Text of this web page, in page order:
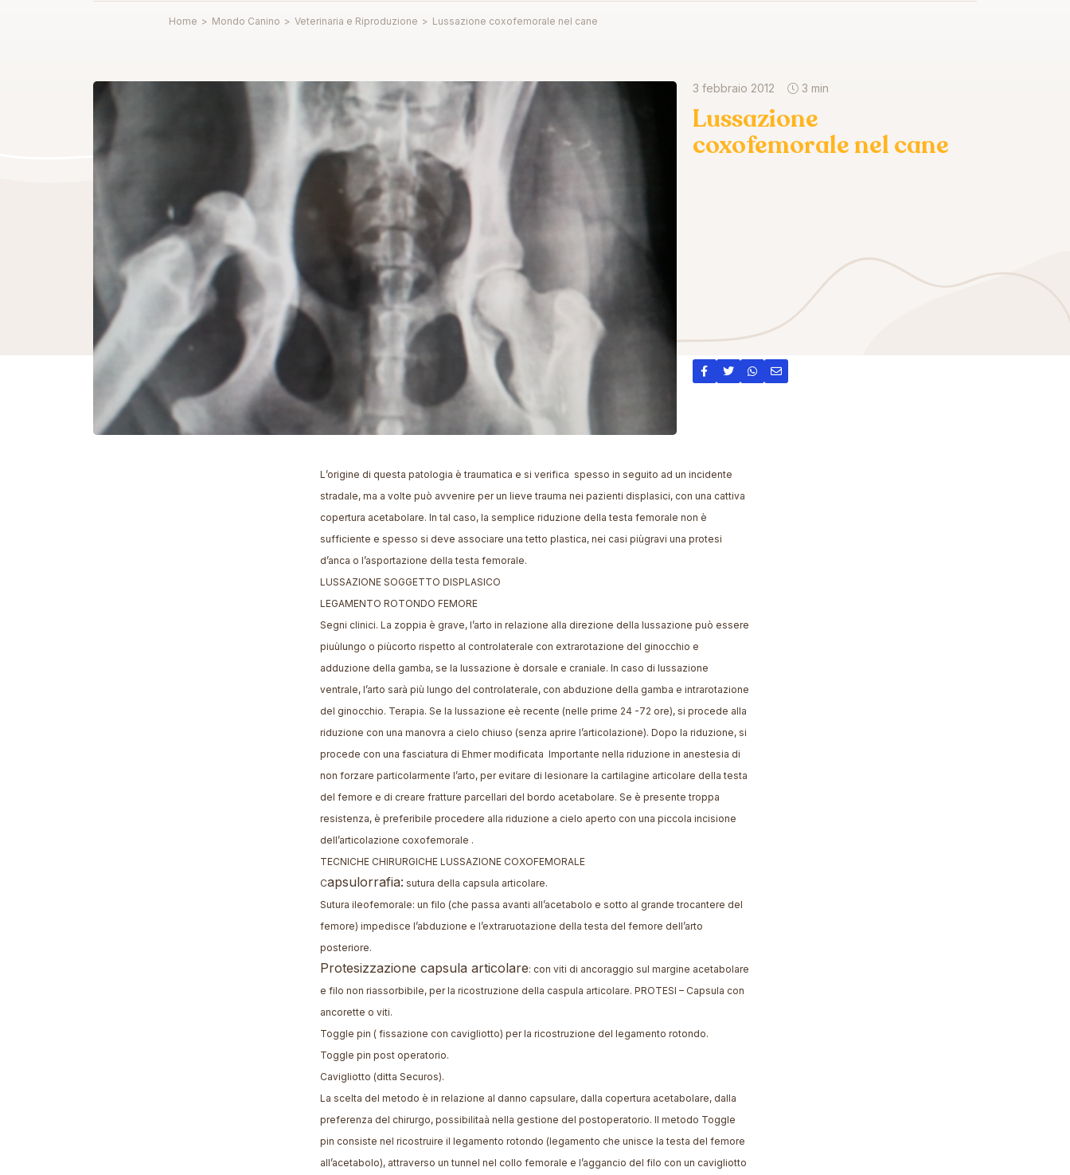
Home > Mondo Canino > Veterinaria e Riproduzione > Lussazione coxofemorale nel cane
3 febbraio 2012 3 min
Lussazione
coxofemorale nel cane
L’origine di questa patologia è traumatica e si verifica spesso in seguito ad un incidente
stradale, ma a volte può avvenire per un lieve trauma nei pazienti displasici, con una cattiva
copertura acetabolare. In tal caso, la semplice riduzione della testa femorale non è
sufficiente e spesso si deve associare una tetto plastica, nei casi piùgravi una protesi
d’anca o l’asportazione della testa femorale.
LUSSAZIONE SOGGETTO DISPLASICO
LEGAMENTO ROTONDO FEMORE
Segni clinici. La zoppia è grave, l’arto in relazione alla direzione della lussazione può essere
piuùlungo o piùcorto rispetto al controlaterale con extrarotazione del ginocchio e
adduzione della gamba, se la lussazione è dorsale e craniale. In caso di lussazione
ventrale, l’arto sarà più lungo del controlaterale, con abduzione della gamba e intrarotazione
del ginocchio. Terapia. Se la lussazione eè recente (nelle prime 24 -72 ore), si procede alla
riduzione con una manovra a cielo chiuso (senza aprire l’articolazione). Dopo la riduzione, si
procede con una fasciatura di Ehmer modificata Importante nella riduzione in anestesia di
non forzare particolarmente l’arto, per evitare di lesionare la cartilagine articolare della testa
del femore e di creare fratture parcellari del bordo acetabolare. Se è presente troppa
resistenza, è preferibile procedere alla riduzione a cielo aperto con una piccola incisione
dell’articolazione coxofemorale .
TECNICHE CHIRURGICHE LUSSAZIONE COXOFEMORALE
Capsulorrafia: sutura della capsula articolare.
Sutura ileofemorale: un filo (che passa avanti all’acetabolo e sotto al grande trocantere del
femore) impedisce l’abduzione e l’extraruotazione della testa del femore dell’arto
posteriore.
Protesizzazione capsula articolare: con viti di ancoraggio sul margine acetabolare
e filo non riassorbibile, per la ricostruzione della caspula articolare. PROTESI – Capsula con
ancorette o viti.
Toggle pin ( fissazione con cavigliotto) per la ricostruzione del legamento rotondo.
Toggle pin post operatorio.
Cavigliotto (ditta Securos).
La scelta del metodo è in relazione al danno capsulare, dalla copertura acetabolare, dalla
preferenza del chirurgo, possibilitaà nella gestione del postoperatorio. Il metodo Toggle
pin consiste nel ricostruire il legamento rotondo (legamento che unisce la testa del femore
all’acetabolo), attraverso un tunnel nel collo femorale e l’aggancio del filo con un cavigliotto